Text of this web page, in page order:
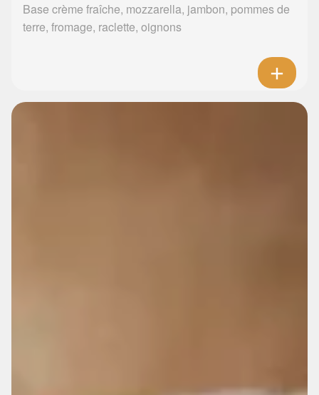
Base crème fraîche, mozzarella, jambon, pommes de
terre, fromage, raclette, oignons